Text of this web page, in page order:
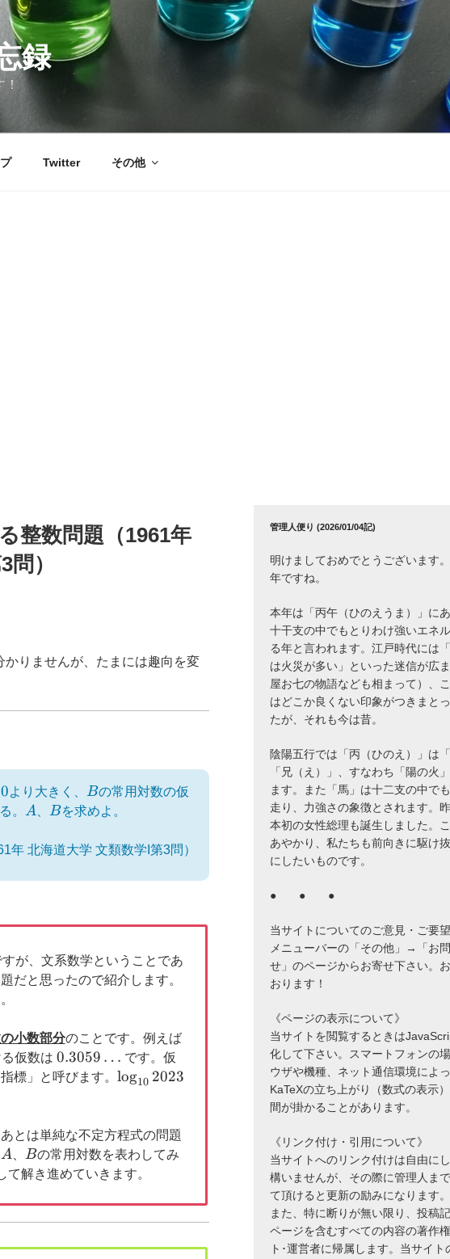
録
Twitter その他
整数問題（1961年
）
りませんが、たまには趣向を変
より大きく、 B
Bの常用対数の仮
。 A
A B
Bを求めよ。
年 北海道大学 文類数学I第3問）
が、文系数学ということであ
だと思ったので紹介します。
小数部分のことです。例えば\log_{10}2023=3.3059
る仮数は0.3059
\ldots
0.3059 … です。仮
標」と呼びます。 \log_{10}2023
log10 2023
とは単純な不定方程式の問題
A
A B
Bの常用対数を表わしてみ
解き進めていきます。
管理人便り (2026/01/04記)
明けましておめでとうございます
年ですね。
本年は「丙午（ひのえうま）」に
十干支の中でもとりわけ強いエネ
る年と言われます。江戸時代には
は火災が多い」といった迷信が広
屋お七の物語なども相まって）、
はどこか良くない印象がつきまと
たが、それも今は昔。
陰陽五行では「丙（ひのえ）」は
「兄（え）」、すなわち「陽の火
ます。また「馬」は十二支の中で
走り、力強さの象徴とされます。
本初の女性総理も誕生しました。
あやかり、私たちも前向きに駆け
にしたいものです。
● ● ●
当サイトについてのご意見・ご要
メニューバーの「その他」→「お
せ」のページからお寄せ下さい。
おります！
《ページの表示について》
当サイトを閲覧するときは
化して下さい。スマートフォンの
ウザや機種、ネット通信環境によ
KaTeXの立ち上がり（数式の表示
間が掛かることがあります。
《リンク付け・引用について》
当サイトへのリンク付けは自由に
構いませんが、その際に管理人ま
て頂けると更新の励みになります。
また、特に断りが無い限り、投稿
ページを含むすべての内容の著作
ト･運営者に帰属します。当サイト